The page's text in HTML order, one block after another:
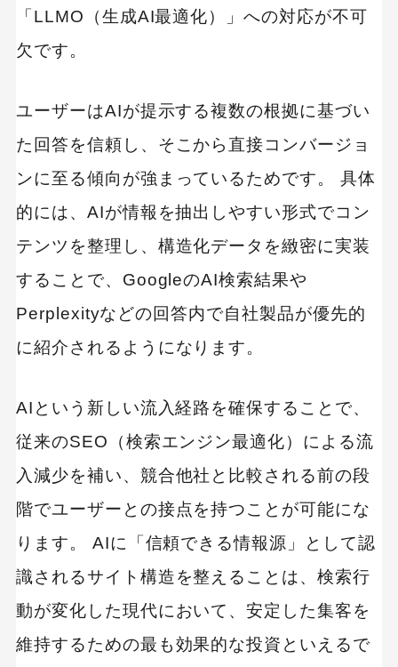
「LLMO（生成AI最適化）」への対応が不可
欠です。
ユーザーはAIが提示する複数の根拠に基づい
た回答を信頼し、そこから直接コンバージョ
ンに至る傾向が強まっているためです。 具体
的には、AIが情報を抽出しやすい形式でコン
テンツを整理し、構造化データを緻密に実装
することで、GoogleのAI検索結果や
Perplexityなどの回答内で自社製品が優先的
に紹介されるようになります。
AIという新しい流入経路を確保することで、
従来のSEO（検索エンジン最適化）による流
入減少を補い、競合他社と比較される前の段
階でユーザーとの接点を持つことが可能にな
ります。 AIに「信頼できる情報源」として認
識されるサイト構造を整えることは、検索行
動が変化した現代において、安定した集客を
維持するための最も効果的な投資といえるで